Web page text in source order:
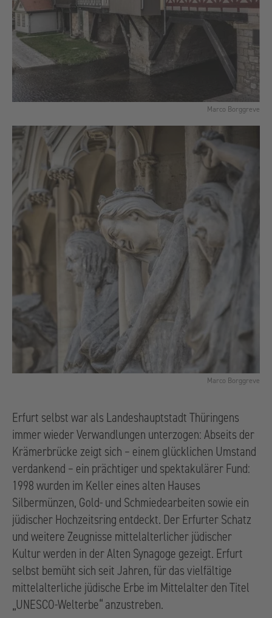
Marco Borggreve
Marco Borggreve
Erfurt selbst war als Landeshauptstadt Thüringens
immer wieder Verwandlungen unterzogen: Abseits der
Krämerbrücke zeigt sich – einem glücklichen Umstand
verdankend – ein prächtiger und spektakulärer Fund:
1998 wurden im Keller eines alten Hauses
Silbermünzen, Gold- und Schmiedearbeiten sowie ein
jüdischer Hochzeitsring entdeckt. Der Erfurter Schatz
und weitere Zeugnisse mittelalterlicher jüdischer
Kultur werden in der Alten Synagoge gezeigt. Erfurt
selbst bemüht sich seit Jahren, für das vielfältige
mittelalterliche jüdische Erbe im Mittelalter den Titel
„UNESCO-Welterbe“ anzustreben.